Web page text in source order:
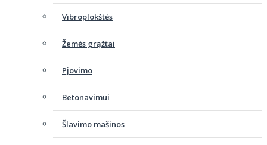
Vibroplokštės
Žemės grąžtai
Pjovimo
Betonavimui
Šlavimo mašinos